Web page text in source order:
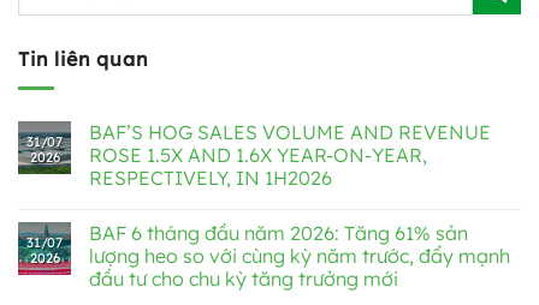
Tin liên quan
31/07
2026
BAF’S HOG SALES VOLUME AND REVENUE
ROSE 1.5X AND 1.6X YEAR-ON-YEAR,
RESPECTIVELY, IN 1H2026
31/07
2026
BAF 6 tháng đầu năm 2026: Tăng 61% sản
lượng heo so với cùng kỳ năm trước, đẩy mạnh
đầu tư cho chu kỳ tăng trưởng mới